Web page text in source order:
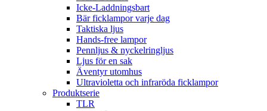
Icke-Laddningsbart
Bär ficklampor varje dag
Taktiska ljus
Hands-free lampor
Pennljus & nyckelringljus
Ljus för en sak
Äventyr utomhus
Ultravioletta och infraröda ficklampor
Produktserie
TLR